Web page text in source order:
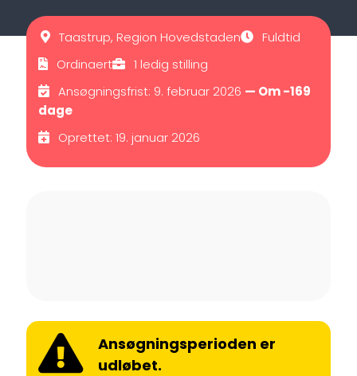
Taastrup, Region Hovedstaden
Fuldtid
Ordinaert
1 ledig stilling
Ansøgningsfrist: 9. februar 2026 — Om -169
dage
Oprettet: 19. januar 2026
Ansøgningsperioden er
udløbet.